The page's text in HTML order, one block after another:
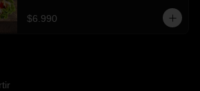
$6.990